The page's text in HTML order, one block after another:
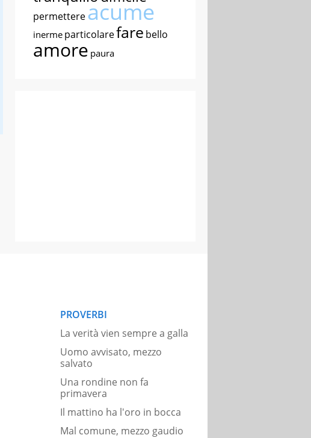
permettereacume
inerme particolarefare bello
amore paura
PROVERBI
La verità vien sempre a galla
Uomo avvisato, mezzo
salvato
Una rondine non fa
primavera
Il mattino ha l'oro in bocca
Mal comune, mezzo gaudio